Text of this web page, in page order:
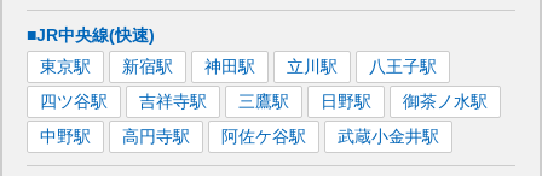
■JR中央線(快速)
東京駅 新宿駅 神田駅 立川駅 八王子駅
四ツ谷駅 吉祥寺駅 三鷹駅 日野駅 御茶ノ水駅
中野駅 高円寺駅 阿佐ケ谷駅 武蔵小金井駅